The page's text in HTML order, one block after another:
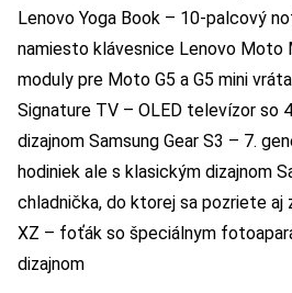
Lenovo Yoga Book – 10-palcový
namiesto klávesnice Lenovo Moto
moduly pre Moto G5 a G5 mini
Signature TV – OLED televízor so
dizajnom Samsung Gear S3 – 7.
hodiniek ale s klasickým dizajnom
chladnička, do ktorej sa pozriete aj
XZ – foťák so špeciálnym
dizajnom